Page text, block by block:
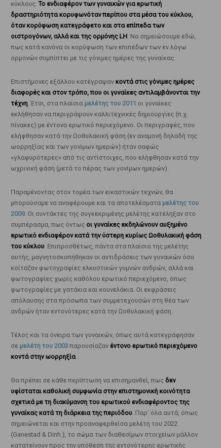
κύκλους. Το ενδιαφέρον των γυναικών για ερωτική
δραστηριότητα κορυφωνόταν περίπου στα μέσα του κύκλου,
όταν κορύφωση κατεγράφετο και στα επίπεδα των
οιστρογόνων, αλλά και της ορμόνης LH. Να σημειώσουμε εδώ,
πως κατά κανόνα οι κορύφωση των επιπέδων των εν λόγω
ορμονών συμπίπτει με τις γόνιμες ημέρες της γυναίκας.
Επιστήμονες εξάλλου κατέγραψαν κοντά στις γόνιμες ημέρες
διαφορές και στον τρόπο, που οι γυναίκες αντιλαμβάνονται την
τέχνη. Έτσι, στα πλαίσια μελέτης του 2011 οι γυναίκες
εκλήθησαν να περιγράψουν καλλιτεχνικές δημιουργίες (π.χ.
πίνακες) με έντονα ερωτικό περιεχόμενο. Οι περιγραφές, που
ελήφθησαν κατά την Ωοθυλακική φάση (εν αναμονή δηλαδή της
ωορρηξίας και των γονίμων ημερών) ήταν σαφώς
«γλαφυρότερες» από τις αντίστοιχες, που ελήφθησαν κατά την
ωχρινική φάση (μετά το πέρας των γονίμων ημερών).
Παραμένοντας στον τομέα των εικαστικών τεχνών, θα
μπορούσαμε να αναφέρουμε και τα αποτελέσματα μελέτης του
2009. Οι συντάκτες της συγκεκριμένης μελέτης κατέληξαν στο
συμπέρασμα, πως όντως οι γυναίκες εκδηλώνουν αυξημένο
ερωτικό ενδιαφέρον κατά την ύστερη κυρίως Ωοθυλακική φάση
του κύκλου. Επιπροσθέτως, πάντα στα πλαίσια της μελέτης
αυτής, μαγνητοσκοπήθηκαν οι αντιδράσεις των γυναικών όσο
κοίταζαν φωτογραφίες ελκυστικών γυμνών ανδρών, αλλά και
φωτογραφίες χωρίς καθόλου ερωτικό περιεχόμενο, όπως
φωτογραφίες με γατάκια και κουνελάκια. Οι εκφράσεις
απόλαυσης στα πρόσωπα των συμμετεχουσών στη θέα των
ανδρών ήταν εντονότερες κατά την Ωοθυλακική φάση.
Τέλος και τα όνειρα των γυναικών, όπως αυτά κατεγράφησαν
σε μελέτη του 2003παρουσίαζαν έντονο ερωτικό περιεχόμενο
κοντά στην ωορρηξία.
Θα πρέπει σε κάθε περίπτωση να επισημανθεί, πως δεν
υφίσταται καθολική συμφωνία στην επιστημονική κοινότητα
σχετικά με τη διακύμανση του ερωτικού ενδιαφέροντος της
γυναίκας κατά τη διάρκεια της περιόδου. Παρ’ όλα αυτά, όπως
σημειώνεται και στην προαναφερθείσα μελέτη του 2022
(Ganestad & Dinh.), το σώμα των διαθεσίμων στοιχείων μάλλον
κατατείνουν προς την υπόθεση της εντονότερης ερωτικής